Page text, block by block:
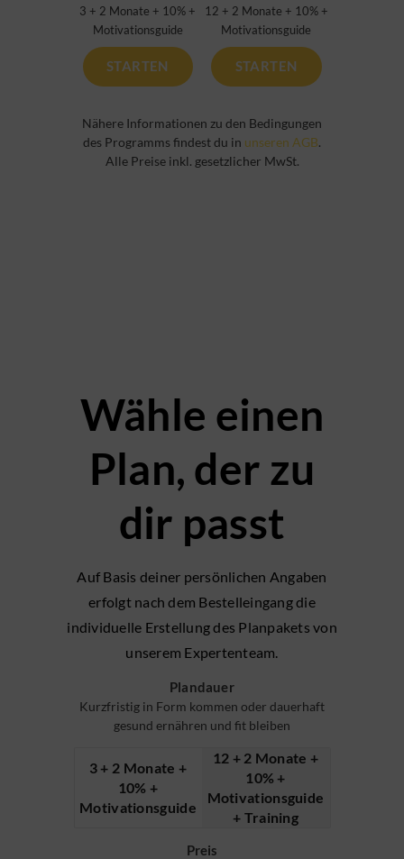
3 + 2 Monate + 10% +
Motivationsguide
STARTEN
12 + 2 Monate + 10% +
Motivationsguide
STARTEN
Nähere Informationen zu den Bedingungen
des Programms findest du in unseren AGB.
Alle Preise inkl. gesetzlicher MwSt.
Wähle einen
Plan, der zu
dir passt
Auf Basis deiner persönlichen Angaben
erfolgt nach dem Bestelleingang die
individuelle Erstellung des Planpakets von
unserem Expertenteam.
Plandauer
Kurzfristig in Form kommen oder dauerhaft
gesund ernähren und fit bleiben
3 + 2 Monate +
10% +
Motivationsguide
12 + 2 Monate +
10% +
Motivationsguide
+ Training
Preis